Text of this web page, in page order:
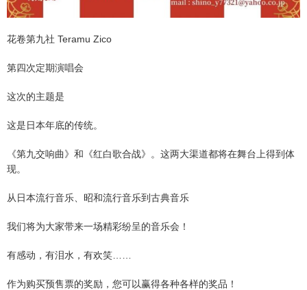
花卷第九社 Teramu Zico
第四次定期演唱会
这次的主题是
这是日本年底的传统。
《第九交响曲》和《红白歌合战》。这两大渠道都将在舞台上得到体
现。
从日本流行音乐、昭和流行音乐到古典音乐
我们将为大家带来一场精彩纷呈的音乐会！
有感动，有泪水，有欢笑……
作为购买预售票的奖励，您可以赢得各种各样的奖品！